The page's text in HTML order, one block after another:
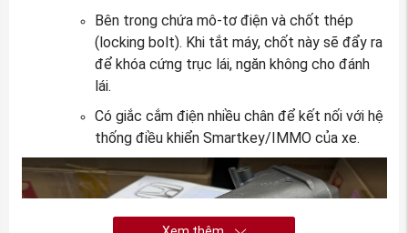
Bên trong chứa mô-tơ điện và chốt thép
(locking bolt). Khi tắt máy, chốt này sẽ đẩy ra
để khóa cứng trục lái, ngăn không cho đánh
lái.
Có giắc cắm điện nhiều chân để kết nối với hệ
thống điều khiển Smartkey/IMMO của xe.